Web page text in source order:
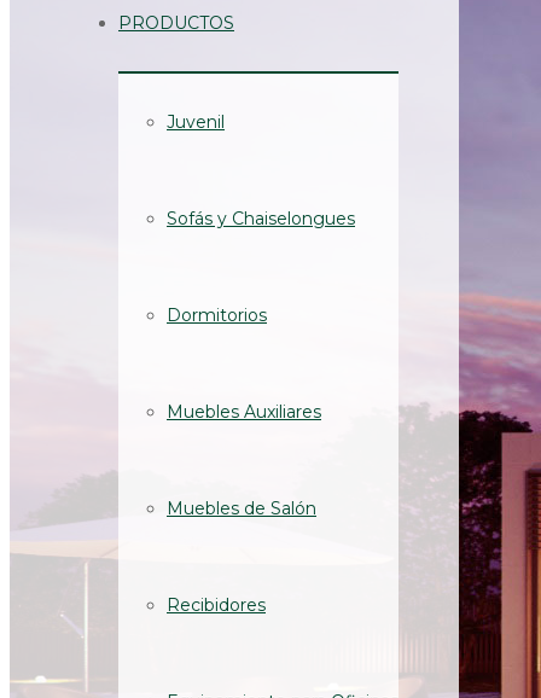
PRODUCTOS
Juvenil
Sofás y Chaiselongues
Dormitorios
Muebles Auxiliares
Muebles de Salón
Recibidores